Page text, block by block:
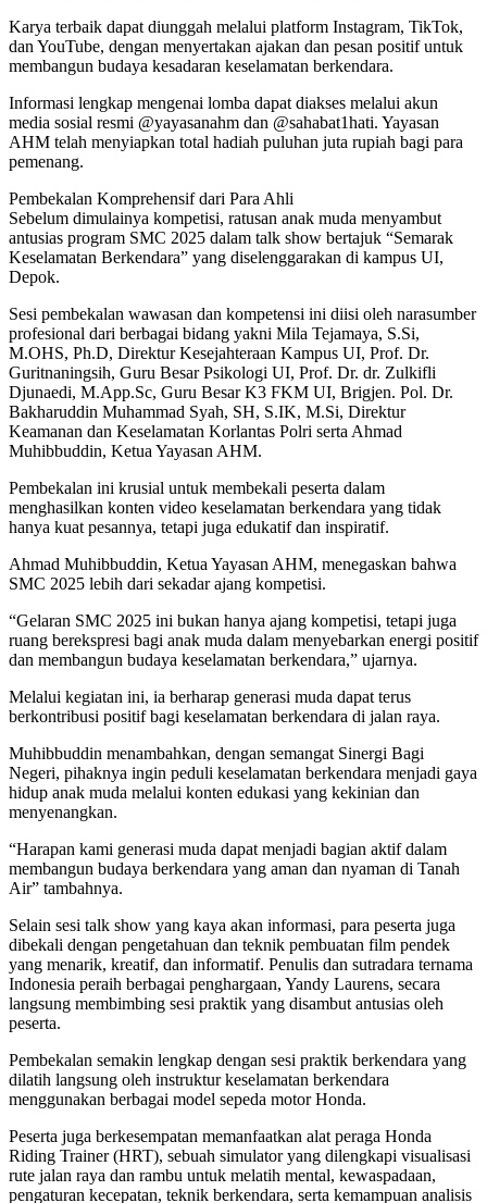
Karya terbaik dapat diunggah melalui platform Instagram, TikTok,
dan YouTube, dengan menyertakan ajakan dan pesan positif untuk
membangun budaya kesadaran keselamatan berkendara.
Informasi lengkap mengenai lomba dapat diakses melalui akun
media sosial resmi @yayasanahm dan @sahabat1hati. Yayasan
AHM telah menyiapkan total hadiah puluhan juta rupiah bagi para
pemenang.
Pembekalan Komprehensif dari Para Ahli
Sebelum dimulainya kompetisi, ratusan anak muda menyambut
antusias program SMC 2025 dalam talk show bertajuk “Semarak
Keselamatan Berkendara” yang diselenggarakan di kampus UI,
Depok.
Sesi pembekalan wawasan dan kompetensi ini diisi oleh narasumber
profesional dari berbagai bidang yakni Mila Tejamaya, S.Si,
M.OHS, Ph.D, Direktur Kesejahteraan Kampus UI, Prof. Dr.
Guritnaningsih, Guru Besar Psikologi UI, Prof. Dr. dr. Zulkifli
Djunaedi, M.App.Sc, Guru Besar K3 FKM UI, Brigjen. Pol. Dr.
Bakharuddin Muhammad Syah, SH, S.IK, M.Si, Direktur
Keamanan dan Keselamatan Korlantas Polri serta Ahmad
Muhibbuddin, Ketua Yayasan AHM.
Pembekalan ini krusial untuk membekali peserta dalam
menghasilkan konten video keselamatan berkendara yang tidak
hanya kuat pesannya, tetapi juga edukatif dan inspiratif.
Ahmad Muhibbuddin, Ketua Yayasan AHM, menegaskan bahwa
SMC 2025 lebih dari sekadar ajang kompetisi.
“Gelaran SMC 2025 ini bukan hanya ajang kompetisi, tetapi juga
ruang berekspresi bagi anak muda dalam menyebarkan energi positif
dan membangun budaya keselamatan berkendara,” ujarnya.
Melalui kegiatan ini, ia berharap generasi muda dapat terus
berkontribusi positif bagi keselamatan berkendara di jalan raya.
Muhibbuddin menambahkan, dengan semangat Sinergi Bagi
Negeri, pihaknya ingin peduli keselamatan berkendara menjadi gaya
hidup anak muda melalui konten edukasi yang kekinian dan
menyenangkan.
“Harapan kami generasi muda dapat menjadi bagian aktif dalam
membangun budaya berkendara yang aman dan nyaman di Tanah
Air” tambahnya.
Selain sesi talk show yang kaya akan informasi, para peserta juga
dibekali dengan pengetahuan dan teknik pembuatan film pendek
yang menarik, kreatif, dan informatif. Penulis dan sutradara ternama
Indonesia peraih berbagai penghargaan, Yandy Laurens, secara
langsung membimbing sesi praktik yang disambut antusias oleh
peserta.
Pembekalan semakin lengkap dengan sesi praktik berkendara yang
dilatih langsung oleh instruktur keselamatan berkendara
menggunakan berbagai model sepeda motor Honda.
Peserta juga berkesempatan memanfaatkan alat peraga Honda
Riding Trainer (HRT), sebuah simulator yang dilengkapi visualisasi
rute jalan raya dan rambu untuk melatih mental, kewaspadaan,
pengaturan kecepatan, teknik berkendara, serta kemampuan analisis